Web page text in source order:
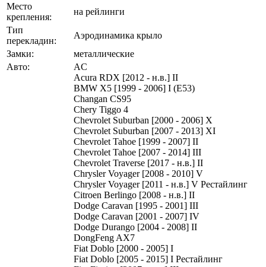
Место
крепления:
на рейлинги
Тип
перекладин:
Аэродинамика крыло
Замки:
металлические
Авто:
AC
Acura RDX [2012 - н.в.] II
BMW X5 [1999 - 2006] I (E53)
Changan CS95
Chery Tiggo 4
Chevrolet Suburban [2000 - 2006] X
Chevrolet Suburban [2007 - 2013] XI
Chevrolet Tahoe [1999 - 2007] II
Chevrolet Tahoe [2007 - 2014] III
Chevrolet Traverse [2017 - н.в.] II
Chrysler Voyager [2008 - 2010] V
Chrysler Voyager [2011 - н.в.] V Рестайлинг
Citroen Berlingo [2008 - н.в.] II
Dodge Caravan [1995 - 2001] III
Dodge Caravan [2001 - 2007] IV
Dodge Durango [2004 - 2008] II
DongFeng AX7
Fiat Doblo [2000 - 2005] I
Fiat Doblo [2005 - 2015] I Рестайлинг